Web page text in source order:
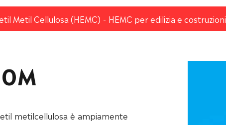
Metil Cellulosa (HEMC) HEMC per edilizia e costruzioni
metilcellulosa è ampiamente